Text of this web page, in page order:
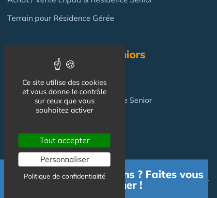
Terrain pour Résidence Gérée
Résidence Services Seniors
Résidence Services Seniors
Achat pour y vivre en Résidence Senior
FAQ
Investir en Résidence Senior : pièges et risques ?
Investir en LMNP dans une résidence services en 2025 ?
Besoin d'informations ? Faites vous
accompagner !
Ce site utilise des cookies
et vous donne le contrôle
sur ceux que vous
souhaitez activer
Tout accepter
Personnaliser
Politique de confidentialité